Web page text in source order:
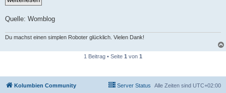
Quelle: Womblog
Du machst einen simplen Roboter glücklich. Vielen Dank!
1 Beitrag • Seite 1 von 1
Kolumbien Community Alle Zeiten sind UTC+02:00
Server Status